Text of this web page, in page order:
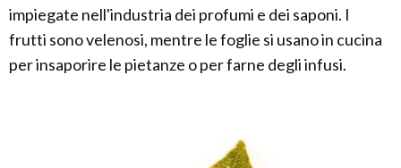
impiegate nell'industria dei profumi e dei saponi. I
frutti sono velenosi, mentre le foglie si usano in cucina
per insaporire le pietanze o per farne degli infusi.